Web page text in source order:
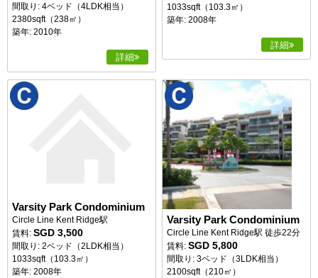
間取り: 4ベッド（4LDK相当）
2380sqft（238㎡）
築年: 2010年
詳細
1033sqft（103.3㎡）
築年: 2008年
詳細
Varsity Park Condominium
Circle Line Kent Ridge駅
賃料: SGD 3,500
間取り: 2ベッド（2LDK相当）
1033sqft（103.3㎡）
築年: 2008年
Varsity Park Condominium
Circle Line Kent Ridge駅 徒歩22分
賃料:SGD 5,800
間取り: 3ベッド（3LDK相当）
2100sqft（210㎡）